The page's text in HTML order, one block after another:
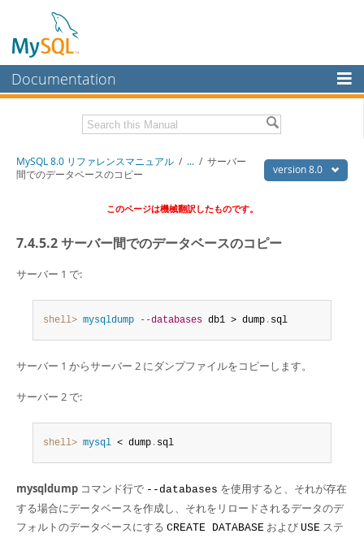
Documentation
MySQL Enterprise
Workbench
Connectors
More
MySQL.com
Downloads
Developer Zone
Download this Manual version 8.0
MySQL 8.0 リファレンスマニュアル / ... / サーバー
間でのデータベースのコピー
このページは機械翻訳したものです。
7.4.5.2 サーバー間でのデータベースのコピー
サーバー 1 で:
shell> mysqldump --databases db1 > dump . sql
サーバー 1 からサーバー 2 にダンプファイルをコピーします。
サーバー 2 で:
shell> mysql < dump . sql
mysqldump コマンド行で --databases を使用すると、それが存在
する場合にデータベースを作成し、それをリロードされるデータのデ
フォルトのデータベースにする CREATE DATABASE および USE ステ